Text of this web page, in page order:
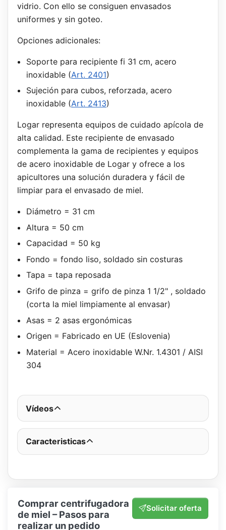
vidrio. Con ello se consiguen envasados
uniformes y sin goteo.
Opciones adicionales:
Soporte para recipiente fi 31 cm, acero
inoxidable (Art. 2401)
Sujeción para cubos, reforzada, acero
inoxidable (Art. 2413)
Logar representa equipos de cuidado apícola de
alta calidad. Este recipiente de envasado
complementa la gama de recipientes y equipos
de acero inoxidable de Logar y ofrece a los
apicultores una solución duradera y fácil de
limpiar para el envasado de miel.
Diámetro = 31 cm
Altura = 50 cm
Capacidad = 50 kg
Fondo = fondo liso, soldado sin costuras
Tapa = tapa reposada
Grifo de pinza = grifo de pinza 1 1/2" , soldado
(corta la miel limpiamente al envasar)
Asas = 2 asas ergonómicas
Origen = Fabricado en UE (Eslovenia)
Material = Acero inoxidable W.Nr. 1.4301 / AISI
304
Vídeos
Caracteristicas
Comprar centrifugadora
de miel – Pasos para
realizar un pedido
Solicitar oferta